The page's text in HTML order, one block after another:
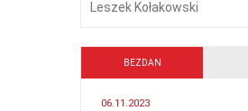
Leszek Kołakowski
BEZDAN
06.11.2023